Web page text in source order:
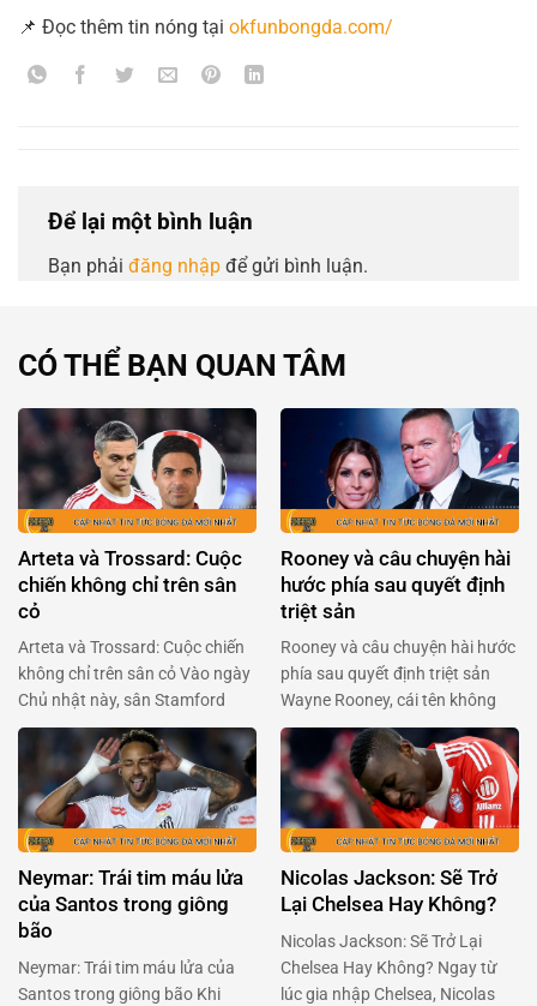
📌 Đọc thêm tin nóng tại okfunbongda.com/
Để lại một bình luận
Bạn phải đăng nhập để gửi bình luận.
CÓ THỂ BẠN QUAN TÂM
Arteta và Trossard: Cuộc
chiến không chỉ trên sân
cỏ
Arteta và Trossard: Cuộc chiến
không chỉ trên sân cỏ Vào ngày
Chủ nhật này, sân Stamford
Bridge sẽ lại bùng nổ với cuộc
đối đầu giữa Arsenal và
Chelsea. Mikel Arteta, người
đang chèo lái con tàu Arsenal,
đã có những chia sẻ quan trọng
về tình hình của Leandro
Trossard, ngôi sao người …
Rooney và câu chuyện hài
hước phía sau quyết định
triệt sản
Rooney và câu chuyện hài hước
phía sau quyết định triệt sản
Wayne Rooney, cái tên không
chỉ gắn liền với Manchester
United mà còn là huyền thoại
của bóng đá Anh, đã khiến
người hâm mộ phải cười
nghiêng ngả với tiết lộ mới đây.
Trong một podcast của BBC
Sport, Rooney chia sẻ …
Neymar: Trái tim máu lửa
của Santos trong giông
bão
Neymar: Trái tim máu lửa của
Santos trong giông bão Khi
Nicolas Jackson: Sẽ Trở
Lại Chelsea Hay Không?
Nicolas Jackson: Sẽ Trở Lại
Chelsea Hay Không? Ngay từ
lúc gia nhập Chelsea, Nicolas